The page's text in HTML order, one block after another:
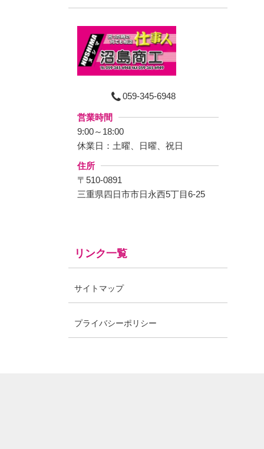
059-345-6948
営業時間
9:00～18:00
休業日： 土曜、日曜、祝日
住所
〒 510-0891
三重県四日市市日永西5丁目6-25
リンク一覧
サイトマップ
プライバシーポリシー